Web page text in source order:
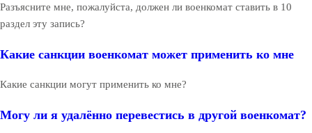
Разъясните мне, пожалуйста, должен ли военкомат ставить в 10
раздел эту запись?
Какие санкции военкомат может применить ко мне
Какие санкции могут применить ко мне?
Могу ли я удалённо перевестись в другой военкомат?